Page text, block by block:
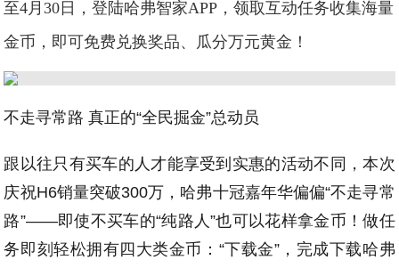
至4月30日，登陆哈弗智家APP，领取互动任务收集海量
金币，即可免费兑换奖品、瓜分万元黄金！
不走寻常路 真正的“全民掘金”总动员
跟以往只有买车的人才能享受到实惠的活动不同，本次
庆祝H6销量突破300万，哈弗十冠嘉年华偏偏“不走寻常
路”——即使不买车的“纯路人”也可以花样拿金币！做任
务即刻轻松拥有四大类金币：“下载金”，完成下载哈弗